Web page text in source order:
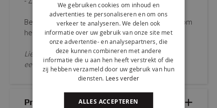
Bestel KICK draaistoel MATT eenvoudig online of kom
hem live testen in onze showroom!
Liever deze stoel zonder draaifunctie? Ga dan voor
eetkamerstoel ARDA
Productdetails
We gebruiken cookies om inhoud en
advertenties te personaliseren en om ons
verkeer te analyseren. We delen ook
informatie over uw gebruik van onze site met
onze advertentie- en analysepartners, die
deze kunnen combineren met andere
informatie die u aan hen heeft verstrekt of die
zij hebben verzameld door uw gebruik van hun
diensten. Lees verder
ALLES ACCEPTEREN